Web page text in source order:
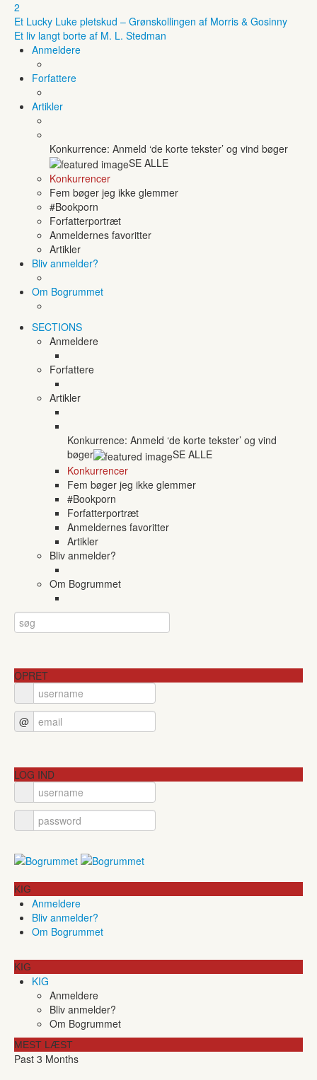
2
Et Lucky Luke pletskud – Grønskollingen af Morris & Gosinny
Et liv langt borte af M. L. Stedman
Anmeldere
Forfattere
Artikler
Konkurrence: Anmeld ‘de korte tekster’ og vind bøger
SE ALLE
Konkurrencer
Fem bøger jeg ikke glemmer
#Bookporn
Forfatterportræt
Anmeldernes favoritter
Artikler
Bliv anmelder?
Om Bogrummet
SECTIONS
Anmeldere
Forfattere
Artikler
Konkurrence: Anmeld ‘de korte tekster’ og vind
bøger
SE ALLE
Konkurrencer
Fem bøger jeg ikke glemmer
#Bookporn
Forfatterportræt
Anmeldernes favoritter
Artikler
Bliv anmelder?
Om Bogrummet
OPRET
@
LOG IND
KIG
Anmeldere
Bliv anmelder?
Om Bogrummet
KIG
KIG
Anmeldere
Bliv anmelder?
Om Bogrummet
MEST LÆST
Past 3 Months